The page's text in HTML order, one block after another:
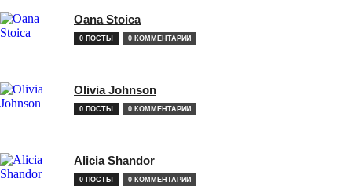
Oana Stoica
0 ПОСТЫ 0 КОММЕНТАРИИ
Olivia Johnson
0 ПОСТЫ 0 КОММЕНТАРИИ
Alicia Shandor
0 ПОСТЫ 0 КОММЕНТАРИИ